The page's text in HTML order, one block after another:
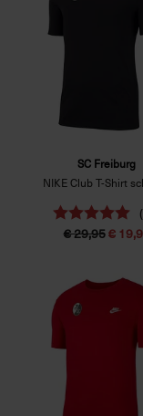
SC Freiburg
NIKE Club T-Shirt
€ 29,95€